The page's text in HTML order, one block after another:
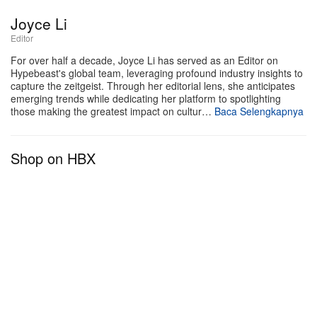
Joyce Li
Editor
For over half a decade, Joyce Li has served as an Editor on
Hypebeast's global team, leveraging profound industry insights to
capture the zeitgeist. Through her editorial lens, she anticipates
emerging trends while dedicating her platform to spotlighting
those making the greatest impact on cultur… Baca Selengkapnya
Shop on HBX